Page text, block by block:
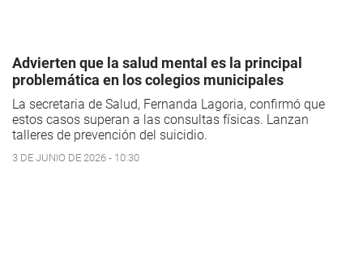
Advierten que la salud mental es la principal
problemática en los colegios municipales
La secretaria de Salud, Fernanda Lagoria, confirmó que
estos casos superan a las consultas físicas. Lanzan
talleres de prevención del suicidio.
3 DE JUNIO DE 2026 - 10:30